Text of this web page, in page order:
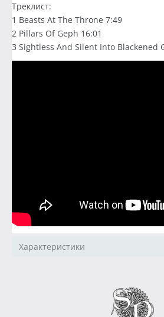
Треклист:
1 Beasts At The Throne 7:49
2 Pillars Of Geph 16:01
3 Sightless And Silent Into Blackened
Характеристики